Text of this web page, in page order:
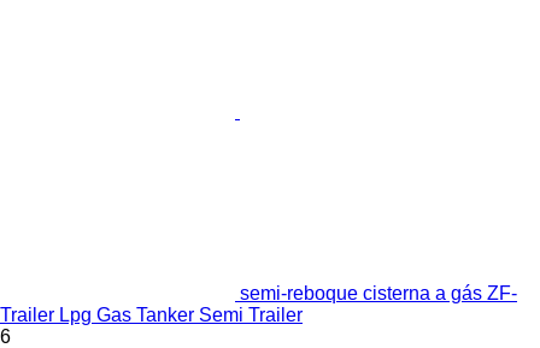
semi-reboque cisterna a gás ZF-
Trailer Lpg Gas Tanker Semi Trailer
6